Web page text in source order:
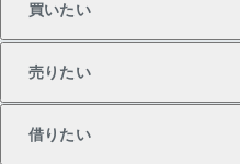
買いたい
売りたい
借りたい